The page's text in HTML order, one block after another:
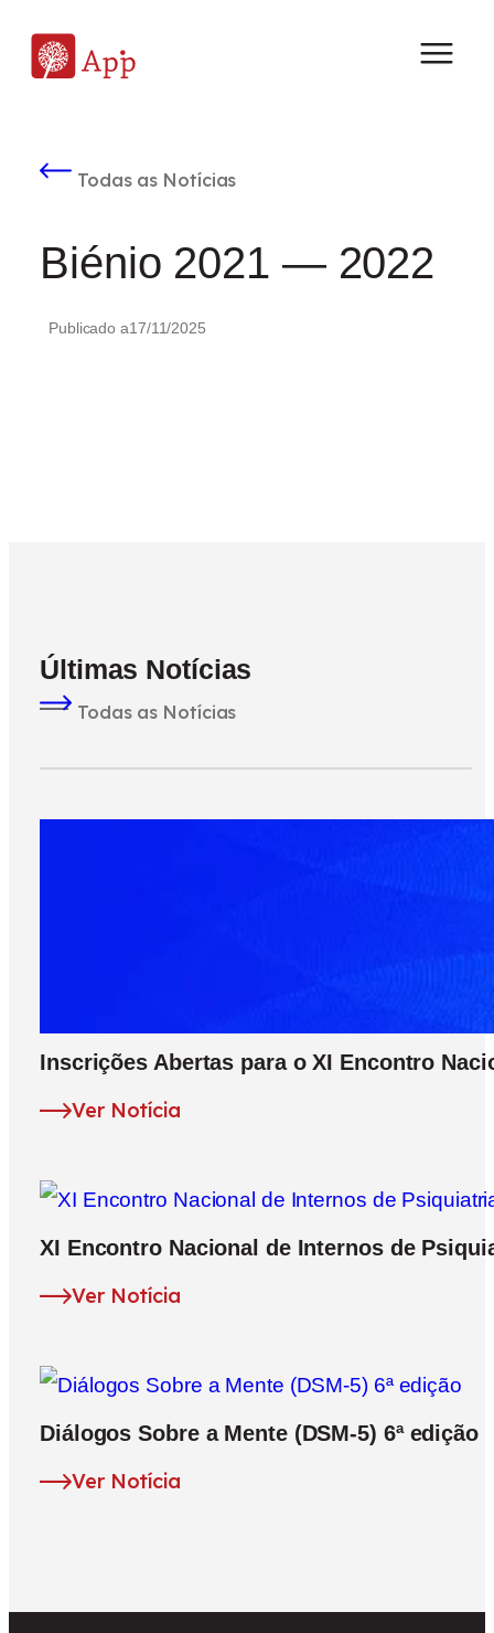
Todas as Notícias
Biénio 2021 — 2022
Publicado a17/11/2025
Últimas Notícias
Todas as Notícias
Inscrições Abertas para o XI Encontro
Ver Notícia
XI Encontro Nacional de Internos de
Ver Notícia
Diálogos Sobre a Mente (DSM-5) 6ª edição
Ver Notícia